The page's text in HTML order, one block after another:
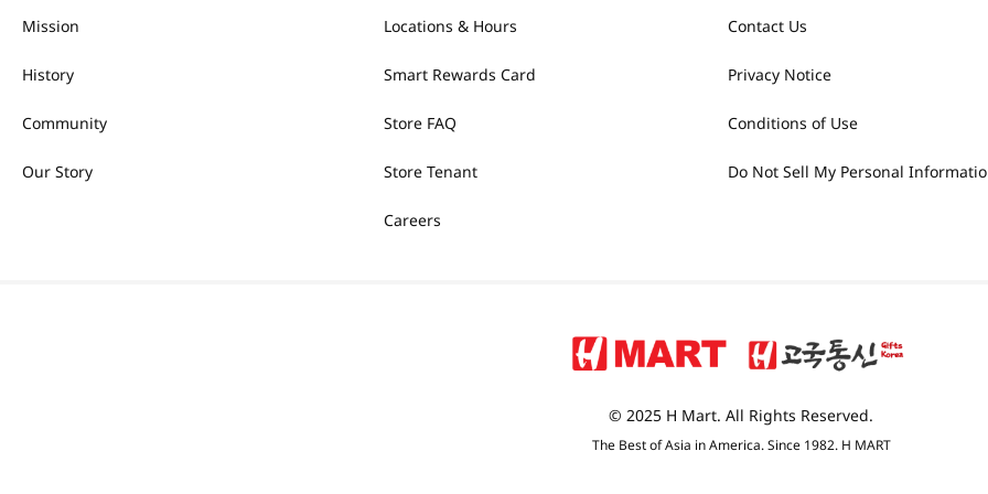
Mission
History
Community
Our Story
Locations & Hours
Smart Rewards Card
Store FAQ
Store Tenant
Careers
Contact Us
Privacy Notice
Conditions of Use
Do Not Sell My Personal
© 2025 H Mart. All Rights Reserved.
The Best of Asia in America. Since 1982. H MART